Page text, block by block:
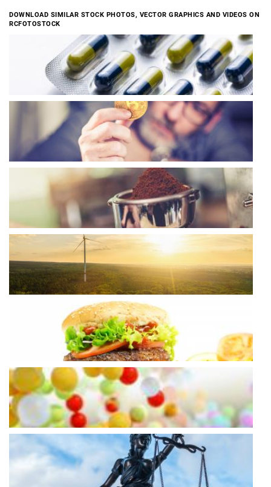
DOWNLOAD SIMILAR STOCK PHOTOS, VECTOR GRAPHICS AND VIDEOS ON
RCFOTOSTOCK